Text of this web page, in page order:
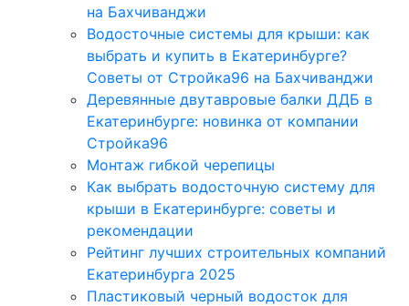
на Бахчиванджи
Водосточные системы для крыши: как
выбрать и купить в Екатеринбурге?
Советы от Стройка96 на Бахчиванджи
Деревянные двутавровые балки ДДБ в
Екатеринбурге: новинка от компании
Стройка96
Монтаж гибкой черепицы
Как выбрать водосточную систему для
крыши в Екатеринбурге: советы и
рекомендации
Рейтинг лучших строительных компаний
Екатеринбурга 2025
Пластиковый черный водосток для